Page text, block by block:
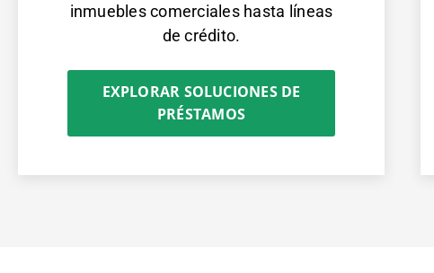
inmuebles comerciales hasta líneas
de crédito.
EXPLORAR SOLUCIONES DE
PRÉSTAMOS